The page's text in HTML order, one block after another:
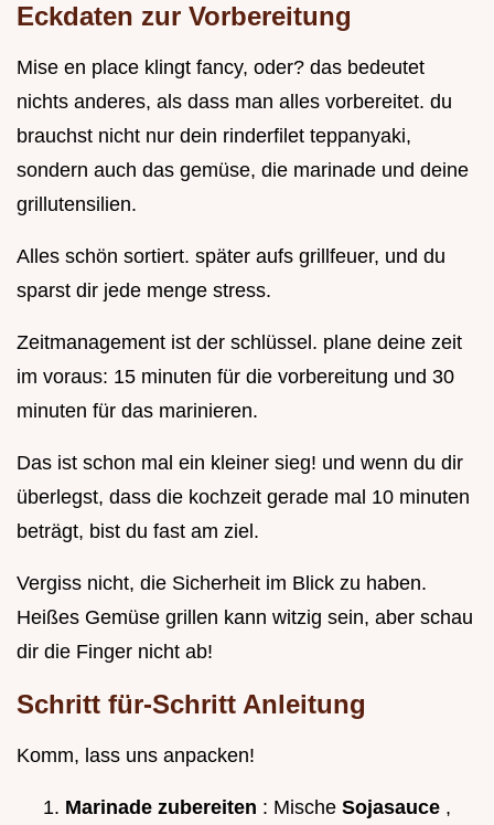
Eckdaten zur Vorbereitung
Mise en place klingt fancy, oder? das bedeutet
nichts anderes, als dass man alles vorbereitet. du
brauchst nicht nur dein rinderfilet teppanyaki,
sondern auch das gemüse, die marinade und deine
grillutensilien.
Alles schön sortiert. später aufs grillfeuer, und du
sparst dir jede menge stress.
Zeitmanagement ist der schlüssel. plane deine zeit
im voraus: 15 minuten für die vorbereitung und 30
minuten für das marinieren.
Das ist schon mal ein kleiner sieg! und wenn du dir
überlegst, dass die kochzeit gerade mal 10 minuten
beträgt, bist du fast am ziel.
Vergiss nicht, die Sicherheit im Blick zu haben.
Heißes Gemüse grillen kann witzig sein, aber schau
dir die Finger nicht ab!
Schritt für-Schritt Anleitung
Komm, lass uns anpacken!
Marinade zubereiten : Mische Sojasauce ,